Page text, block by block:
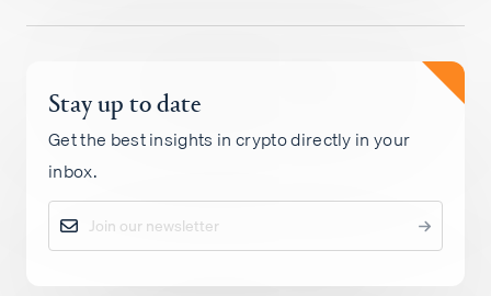
团队
投资组合
Insights
Policy
Stay up to date
Get the best insights in crypto directly in your
inbox.